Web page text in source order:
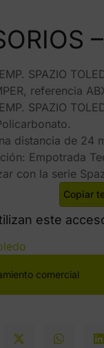
SPAZIO
referencia
SPAZIO
distancia de 24
Empotrada
con la serie
Copiar
este
comercial